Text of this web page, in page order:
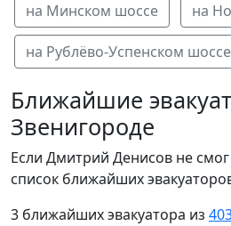
на Минском шоссе на
на Рублёво-Успенском шоссе
Ближайшие
Звенигороде
Если Дмитрий Денисов не
список ближайших
3 ближайших эвакуатора из